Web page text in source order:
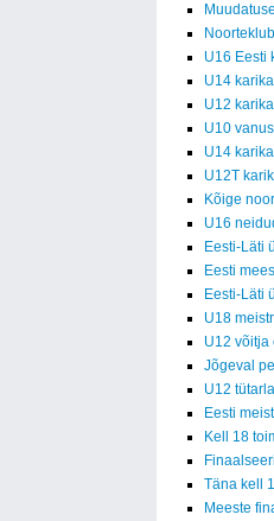
U16 Eesti
U14
U12
U10
U14
U12T
Kõige
U16
Eesti-Läti
Eesti
Eesti-Läti
U18
U12 võitja
Jõgeval
U12
Eesti
Kell 18
Täna kell
Meeste